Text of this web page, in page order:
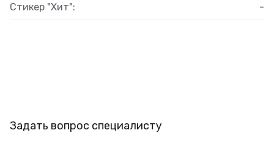
Стикер "Хит": -
Задать вопрос специалисту